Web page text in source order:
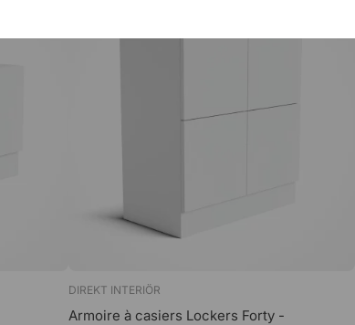
DIREKT INTERIÖR
Armoire à casiers Lockers Forty -